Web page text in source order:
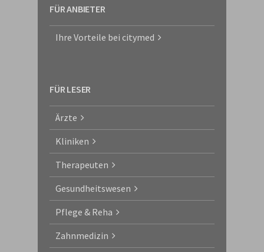
FÜR ANBIETER
Ihre Vorteile bei citymed
FÜR LESER
Ärzte
Kliniken
Therapeuten
Gesundheitswesen
Pflege & Reha
Zahnmedizin